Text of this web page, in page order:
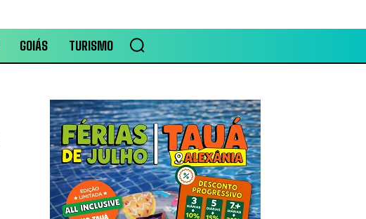
GOIÁS TURISMO